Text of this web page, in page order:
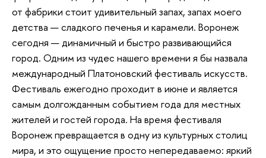
от фабрики стоит удивительный запах, запах моего
детства — сладкого печенья и карамели. Воронеж
сегодня — динамичный и быстро развивающийся
город. Одним из чудес нашего времени я бы назвала
международный Платоновский фестиваль искусств.
Фестиваль ежегодно проходит в июне и является
самым долгожданным событием года для местных
жителей и гостей города. На время фестиваля
Воронеж превращается в одну из культурных столиц
мира, и это ощущение просто непередаваемо: яркий